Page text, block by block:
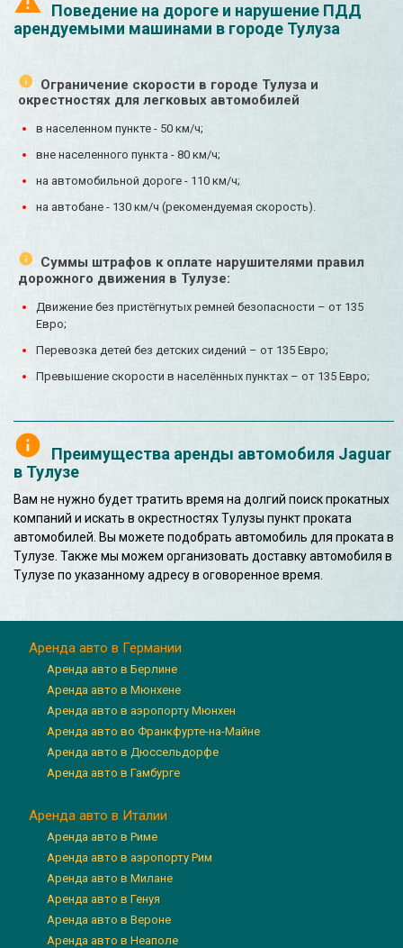
Поведение на дороге и нарушение ПДД
арендуемыми машинами в городе Тулуза
Ограничение скорости в городе Тулуза и
окрестностях для легковых автомобилей
в населенном пункте - 50 км/ч;
вне населенного пункта - 80 км/ч;
на автомобильной дороге - 110 км/ч;
на автобане - 130 км/ч (рекомендуемая скорость).
Суммы штрафов к оплате нарушителями правил
дорожного движения в Тулузе:
Движение без пристёгнутых ремней безопасности – от 135
Евро;
Перевозка детей без детских сидений – от 135 Евро;
Превышение скорости в населённых пунктах – от 135 Евро;
Преимущества аренды автомобиля Jaguar
в Тулузе
Вам не нужно будет тратить время на долгий поиск прокатных
компаний и искать в окрестностях Тулузы пункт проката
автомобилей. Вы можете подобрать автомобиль для проката в
Тулузе. Также мы можем организовать доставку автомобиля в
Тулузе по указанному адресу в оговоренное время.
Аренда авто в Германии
Аренда авто в Берлине
Аренда авто в Мюнхене
Аренда авто в аэропорту Мюнхен
Аренда авто во Франкфурте-на-Майне
Аренда авто в Дюссельдорфе
Аренда авто в Гамбурге
Аренда авто в Италии
Аренда авто в Риме
Аренда авто в аэропорту Рим
Аренда авто в Милане
Аренда авто в Генуя
Аренда авто в Вероне
Аренда авто в Неаполе